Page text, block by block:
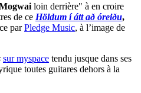
loin derrière" à en croire
de ce Höldum í átt að óreiðu,
parPledge Music, à l’image de
sur myspace tendu jusque dans ses
toutes guitares dehors à la